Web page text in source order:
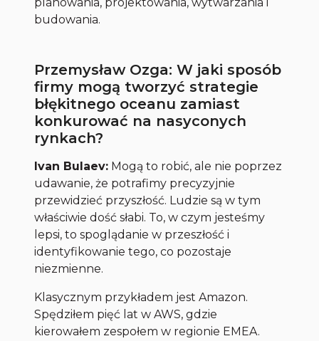
budowania.
Przemysław Ozga: W jaki sposób
firmy mogą tworzyć strategie
błękitnego oceanu zamiast
konkurować na nasyconych
rynkach?
Ivan Bulaev: Mogą to robić, ale nie poprzez
udawanie, że potrafimy precyzyjnie
przewidzieć przyszłość. Ludzie są w tym
właściwie dość słabi. To, w czym jesteśmy
lepsi, to spoglądanie w przeszłość i
identyfikowanie tego, co pozostaje
niezmienne.
Klasycznym przykładem jest Amazon.
Spędziłem pięć lat w AWS, gdzie
kierowałem zespołem w regionie EMEA.